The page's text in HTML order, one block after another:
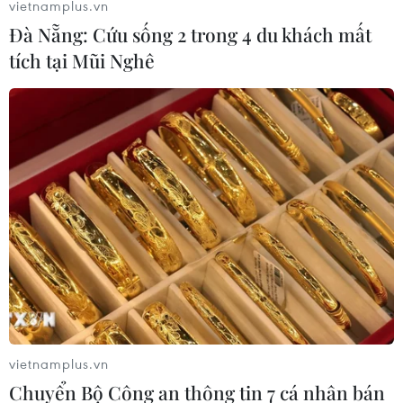
sỹ hề" sau xung đột, hỗ trợ
phục hồi tâm lý
19/07/2026 07:17
cường phối hợp ngăn chặn
dịch Ebola
19/07/2026 01:03
Điều gì tạo nên niềm tin
khi lựa chọn dinh dưỡng
18/07/2026 01:00
Phân bổ ngân sách chăm
sóc sức khỏe và dân số: Ưu
vietnamplus.vn
Đà Nẵng: Cứu sống 2 trong 4 du khách mất
tích tại Mũi Nghê
vietnamplus.vn
Chuyển Bộ Công an thông tin 7 cá nhân bán